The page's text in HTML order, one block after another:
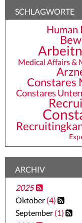
SCHLAGWORTE
Human
Medical Affairs &
Constares
ARCHIV
2025
Oktober (4)
September (1)